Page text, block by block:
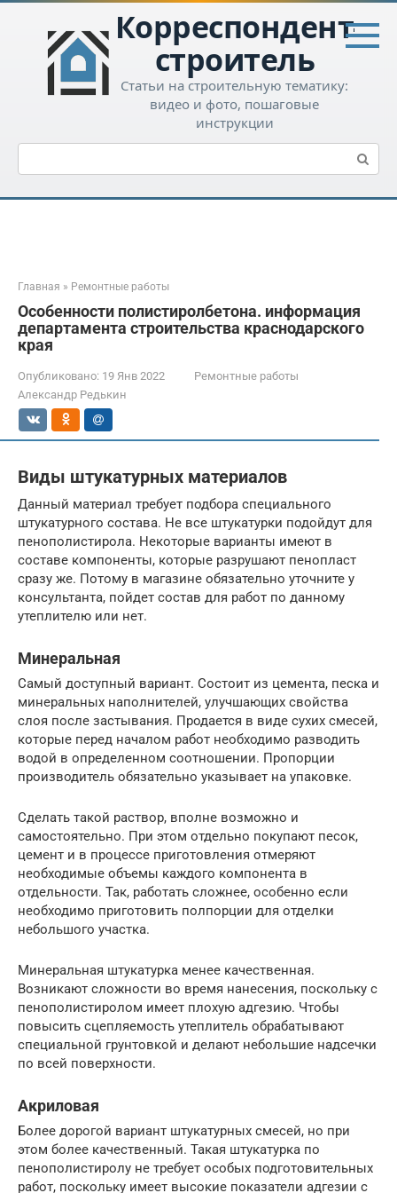
Перейти
контенту
Корреспондент-
строитель
Статьи на строительную тематику:
видео и фото, пошаговые
инструкции
Поиск:
Главная » Ремонтные работы
Особенности полистиролбетона. информация
департамента строительства краснодарского
края
Опубликовано: 19 Янв 2022
Ремонтные работы
Александр Редькин
Виды штукатурных материалов
Данный материал требует подбора специального
штукатурного состава. Не все штукатурки подойдут для
пенополистирола. Некоторые варианты имеют в
составе компоненты, которые разрушают пенопласт
сразу же. Потому в магазине обязательно уточните у
консультанта, пойдет состав для работ по данному
утеплителю или нет.
Минеральная
Самый доступный вариант. Состоит из цемента, песка и
минеральных наполнителей, улучшающих свойства
слоя после застывания. Продается в виде сухих смесей,
которые перед началом работ необходимо разводить
водой в определенном соотношении. Пропорции
производитель обязательно указывает на упаковке.
Сделать такой раствор, вполне возможно и
самостоятельно. При этом отдельно покупают песок,
цемент и в процессе приготовления отмеряют
необходимые объемы каждого компонента в
отдельности. Так, работать сложнее, особенно если
необходимо приготовить полпорции для отделки
небольшого участка.
Минеральная штукатурка менее качественная.
Возникают сложности во время нанесения, поскольку с
пенополистиролом имеет плохую адгезию. Чтобы
повысить сцепляемость утеплитель обрабатывают
специальной грунтовкой и делают небольшие надсечки
по всей поверхности.
Акриловая
Более дорогой вариант штукатурных смесей, но при
этом более качественный. Такая штукатурка по
пенополистиролу не требует особых подготовительных
работ, поскольку имеет высокие показатели адгезии с